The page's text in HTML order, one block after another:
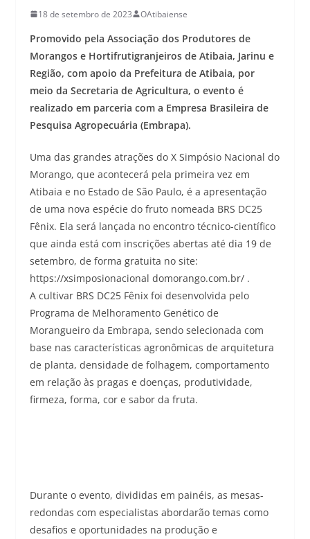
18 de setembro de 2023 OAtibaiense
Promovido pela Associação dos Produtores de
Morangos e Hortifrutigranjeiros de Atibaia, Jarinu e
Região, com apoio da Prefeitura de Atibaia, por
meio da Secretaria de Agricultura, o evento é
realizado em parceria com a Empresa Brasileira de
Pesquisa Agropecuária (Embrapa).
Uma das grandes atrações do X Simpósio Nacional do
Morango, que acontecerá pela primeira vez em
Atibaia e no Estado de São Paulo, é a apresentação
de uma nova espécie do fruto nomeada BRS DC25
Fênix. Ela será lançada no encontro técnico-científico
que ainda está com inscrições abertas até dia 19 de
setembro, de forma gratuita no site:
https://xsimposionacional domorango.com.br/ .
A cultivar BRS DC25 Fênix foi desenvolvida pelo
Programa de Melhoramento Genético de
Morangueiro da Embrapa, sendo selecionada com
base nas características agronômicas de arquitetura
de planta, densidade de folhagem, comportamento
em relação às pragas e doenças, produtividade,
firmeza, forma, cor e sabor da fruta.
Durante o evento, divididas em painéis, as mesas-
redondas com especialistas abordarão temas como
desafios e oportunidades na produção e